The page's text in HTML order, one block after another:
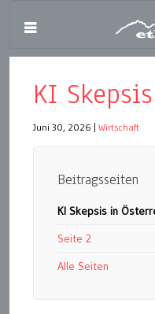
KI
Juni 30, 2026 Wirtschaft
Beitragsseiten
KI Skepsis in
Seite 2
Alle Seiten